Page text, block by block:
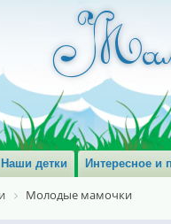
Наши детки Интересное и
Молодые мамочки